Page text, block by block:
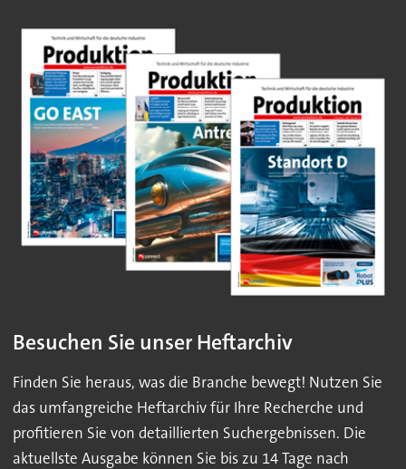
Besuchen Sie unser Heftarchiv
Finden Sie heraus, was die Branche bewegt! Nutzen Sie
das umfangreiche Heftarchiv für Ihre Recherche und
profitieren Sie von detaillierten Suchergebnissen. Die
aktuellste Ausgabe können Sie bis zu 14 Tage nach